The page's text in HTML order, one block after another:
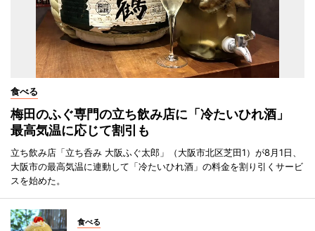
食べる
梅田のふぐ専門の立ち飲み店に「冷たいひれ酒」
最高気温に応じて割引も
立ち飲み店「立ち呑み 大阪ふぐ太郎」（大阪市北区芝田1）が8月1日、
大阪市の最高気温に連動して「冷たいひれ酒」の料金を割り引くサービ
スを始めた。
食べる